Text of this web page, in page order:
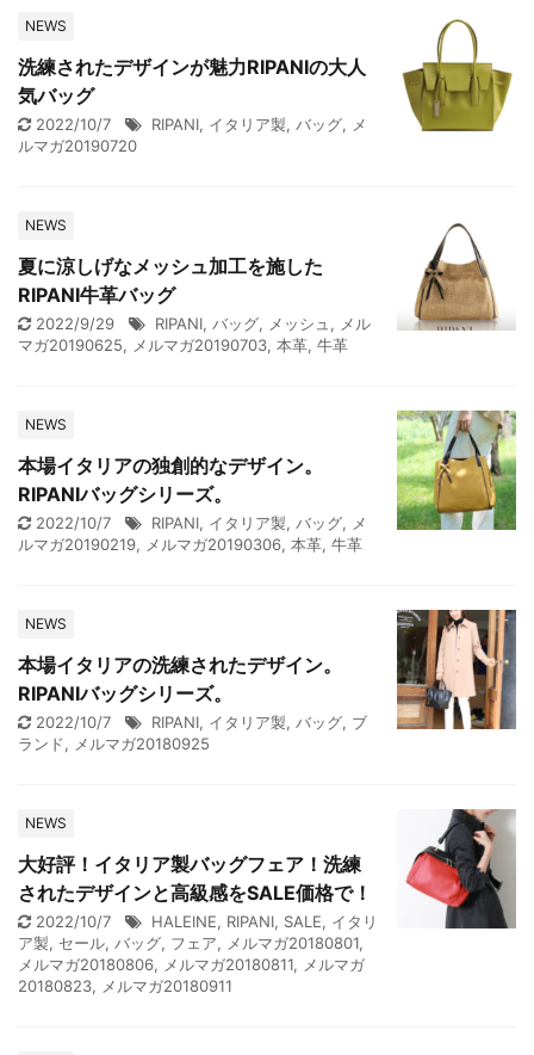
NEWS
洗練されたデザインが魅力RIPANIの大人
気バッグ
2022/10/7 RIPANI, イタリア製, バッグ, メ
ルマガ20190720
NEWS
夏に涼しげなメッシュ加工を施した
RIPANI牛革バッグ
2022/9/29 RIPANI, バッグ, メッシュ , メル
マガ20190625, メルマガ20190703, 本革, 牛革
NEWS
本場イタリアの独創的なデザイン。
RIPANIバッグシリーズ。
2022/10/7 RIPANI, イタリア製, バッグ, メ
ルマガ20190219, メルマガ20190306, 本革, 牛革
NEWS
本場イタリアの洗練されたデザイン。
RIPANIバッグシリーズ。
2022/10/7 RIPANI, イタリア製, バッグ, ブ
ランド, メルマガ20180925
NEWS
大好評！イタリア製バッグフェア！洗練
されたデザインと高級感をSALE価格で！
2022/10/7 HALEINE, RIPANI, SALE, イタリ
ア製, セール, バッグ, フェア, メルマガ20180801,
メルマガ20180806, メルマガ20180811, メルマガ
20180823, メルマガ20180911